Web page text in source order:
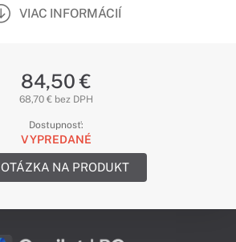
VIAC INFORMÁCIÍ
84,50 €
68,70 € bez DPH
Dostupnosť:
VYPREDANÉ
OTÁZKA NA PRODUKT